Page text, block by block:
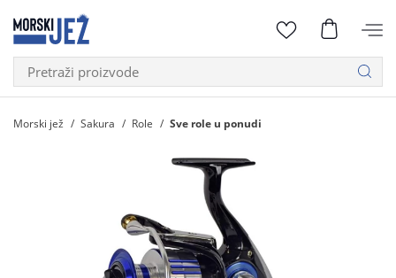
Morski jež Sakura Role Sve role u ponudi